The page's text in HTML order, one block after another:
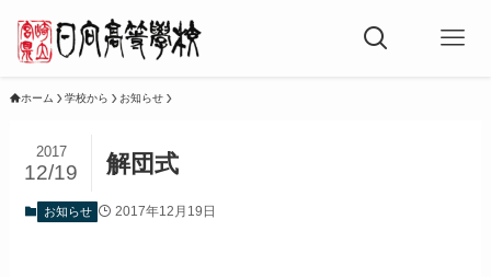
ホーム 学校から お知らせ
解団式
2017
12/19
お知らせ 2017年12月19日